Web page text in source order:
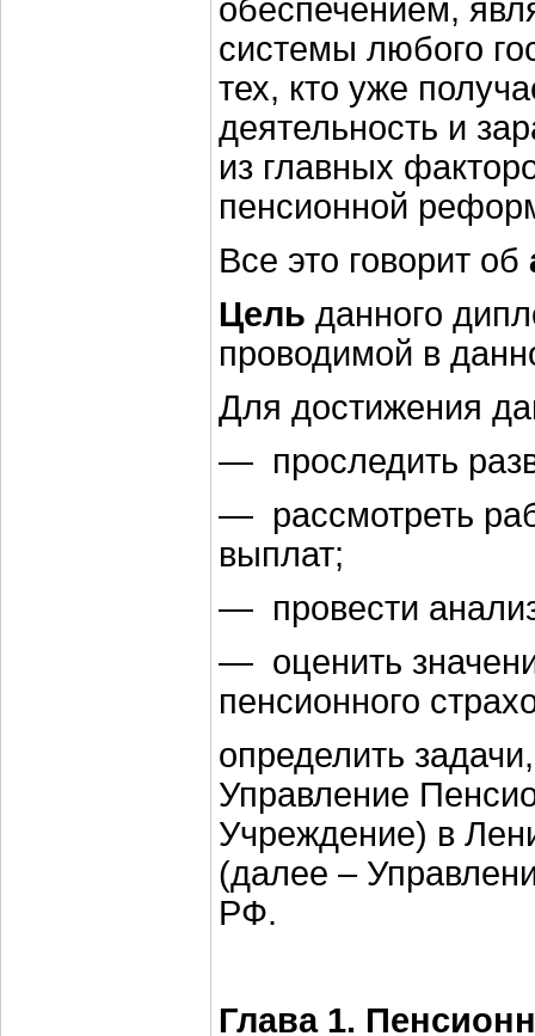
обеспечением,
системы любого
тех, кто уже
деятельность и
из главных
пенсионной
Все это говорит об
Цель данного
проводимой в
Для достижения
— проследить
— рассмотреть
выплат;
— провести
— оценить
пенсионного
определить
Управление
Учреждение) в
(далее –
РФ.
Глава 1.